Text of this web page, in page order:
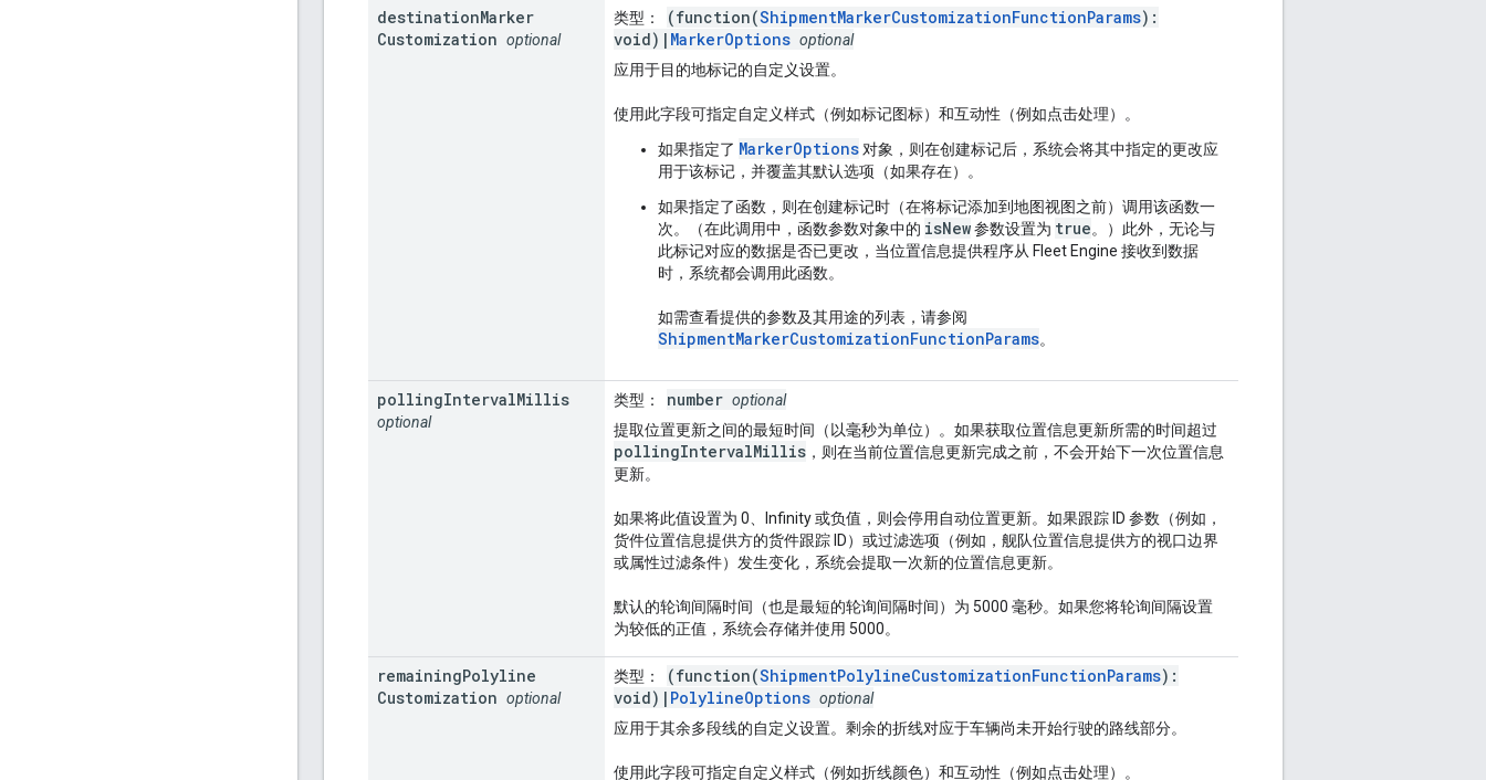
destinationMarker
Customization optional
类型 ： (function(ShipmentMarkerCustomizationFunctionParams):
void)| MarkerOptions optional
应用于目的地标记的自定义设置。
使用此字段可指定自定义样式（例如标记图标）和互动性（例如点击处理）。
如果指定了 MarkerOptions 对象，则在创建标记后，系统会将其中指定的更改应
用于该标记，并覆盖其默认选项（如果存在）。
如果指定了函数，则在创建标记时（在将标记添加到地图视图之前）调用该函数一
次。（在此调用中，函数参数对象中的 isNew参数设置为 true。）此外，无论与
此标记对应的数据是否已更改，当位置信息提供程序从 Fleet Engine 接收到数据
时，系统都会调用此函数。
如需查看提供的参数及其用途的列表，请参阅
ShipmentMarkerCustomizationFunctionParams。
pollingIntervalMillis
optional
类型 ： number optional
提取位置更新之间的最短时间（以毫秒为单位）。如果获取位置信息更新所需的时间超过
pollingIntervalMillis ，则在当前位置信息更新完成之前，不会开始下一次位置信息
更新。
如果将此值设置为 0、Infinity 或负值，则会停用自动位置更新。如果跟踪 ID 参数（例如，
货件位置信息提供方的货件跟踪 ID）或过滤选项（例如，舰队位置信息提供方的视口边界
或属性过滤条件）发生变化，系统会提取一次新的位置信息更新。
默认的轮询间隔时间（也是最短的轮询间隔时间）为 5000 毫秒。如果您将轮询间隔设置
为较低的正值，系统会存储并使用 5000。
remainingPolyline
Customization optional
类型 ： (function(ShipmentPolylineCustomizationFunctionParams):
void)| PolylineOptions optional
应用于其余多段线的自定义设置。剩余的折线对应于车辆尚未开始行驶的路线部分。
使用此字段可指定自定义样式（例如折线颜色）和互动性（例如点击处理）。